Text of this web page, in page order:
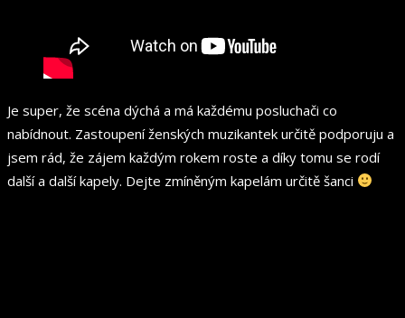
Je super, že scéna dýchá a má každému posluchači co
nabídnout. Zastoupení ženských muzikantek určitě podporuju a
jsem rád, že zájem každým rokem roste a díky tomu se rodí
další a další kapely. Dejte zmíněným kapelám určitě šanci